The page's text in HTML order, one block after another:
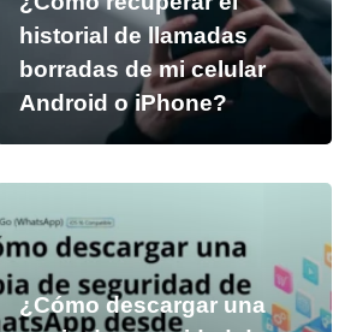
historial de llamadas
borradas de mi celular
Android o iPhone?
¿Cómo descargar una